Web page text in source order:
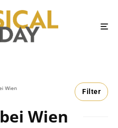
Wien Filter
Wien